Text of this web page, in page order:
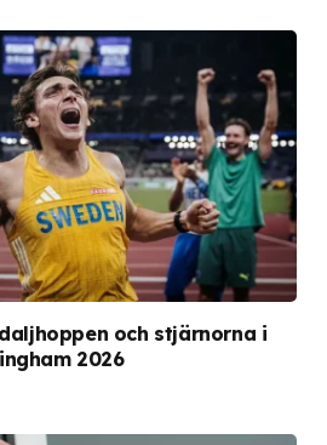
och stjärnorna i
2026